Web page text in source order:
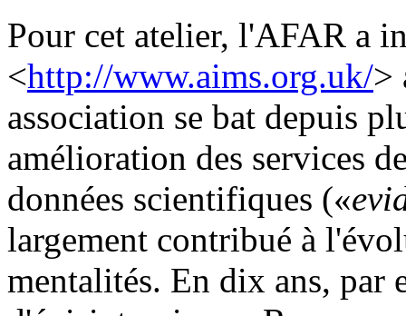
Pour cet atelier, l'AFAR a
<http://www.aims.org.uk/>
association se bat depuis
amélioration des services
données scientifiques («
largement contribué à
mentalités. En dix ans, par